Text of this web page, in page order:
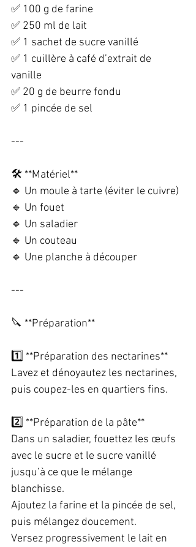
✅ 100 g de farine
✅ 250 ml de lait
✅ 1 sachet de sucre vanillé
✅ 1 cuillère à café d’extrait de
vanille
✅ 20 g de beurre fondu
✅ 1 pincée de sel
---
🛠️ **Matériel**
🔹 Un moule à tarte (éviter le cuivre)
🔹 Un fouet
🔹 Un saladier
🔹 Un couteau
🔹 Une planche à découper
---
🔪 **Préparation**
1️⃣ **Préparation des nectarines**
Lavez et dénoyautez les nectarines,
puis coupez-les en quartiers fins.
2️⃣ **Préparation de la pâte**
Dans un saladier, fouettez les œufs
avec le sucre et le sucre vanillé
jusqu’à ce que le mélange
blanchisse.
Ajoutez la farine et la pincée de sel,
puis mélangez doucement.
Versez progressivement le lait en